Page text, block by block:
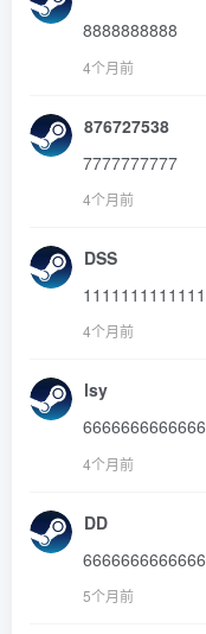
8888888888
4个月前
876727538
7777777777
4个月前
DSS
1111111111111
4个月前
lsy
6666666666666
4个月前
DD
6666666666666
5个月前